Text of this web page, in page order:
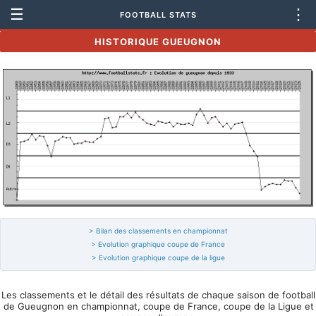
☰ FOOTBALL STATS ⋮
HISTORIQUE GUEUGNON
> Bilan des classements en championnat
> Evolution graphique coupe de France
> Evolution graphique coupe de la ligue
Les classements et le détail des résultats de chaque saison de football
de Gueugnon en championnat, coupe de France, coupe de la Ligue et